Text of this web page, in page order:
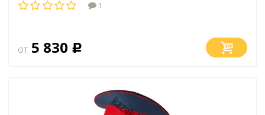
1
от 5 830 Р